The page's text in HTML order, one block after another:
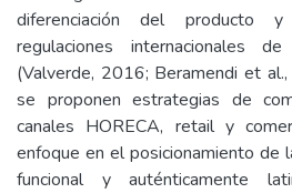
diferenciación del producto
regulaciones internacionales
(Valverde, 2016; Beramendi et
se proponen estrategias de
canales HORECA, retail y
enfoque en el posicionamiento de
funcional y auténticamente